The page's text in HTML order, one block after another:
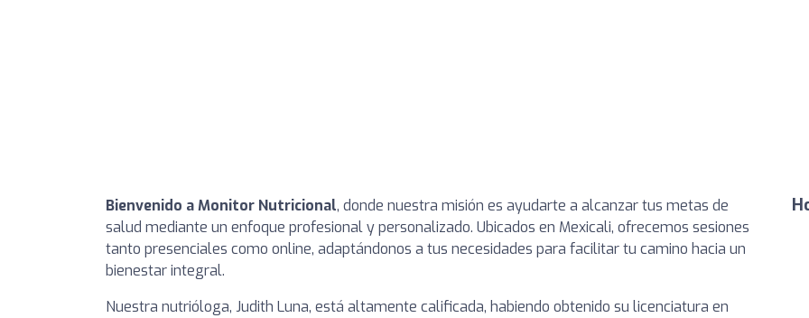
Bienvenido a Monitor Nutricional, donde nuestra misión es ayudarte a alcanzar tus metas de
salud mediante un enfoque profesional y personalizado. Ubicados en Mexicali, ofrecemos sesiones
tanto presenciales como online, adaptándonos a tus necesidades para facilitar tu camino hacia un
bienestar integral.
Nuestra nutrióloga, Judith Luna, está altamente calificada, habiendo obtenido su licenciatura en